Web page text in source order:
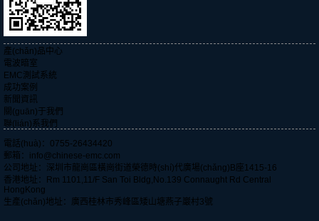
產(chǎn)品中心
電波暗室
EMC測試系統
成功案例
新聞資訊
關(guān)于我們
聯(lián)系我們
電話(huà)：0755-26434420
郵箱：info@chinese-emc.com
公司地址：深圳市龍崗區橫崗街道榮德時(shí)代廣場(chǎng)B座1415-16
香港地址：Rm 1101,11/F San Toi Bldg,No.139 Connaught Rd Central
HongKong
生產(chǎn)地址：廣西桂林市秀峰區矮山塘燕子巖村3號